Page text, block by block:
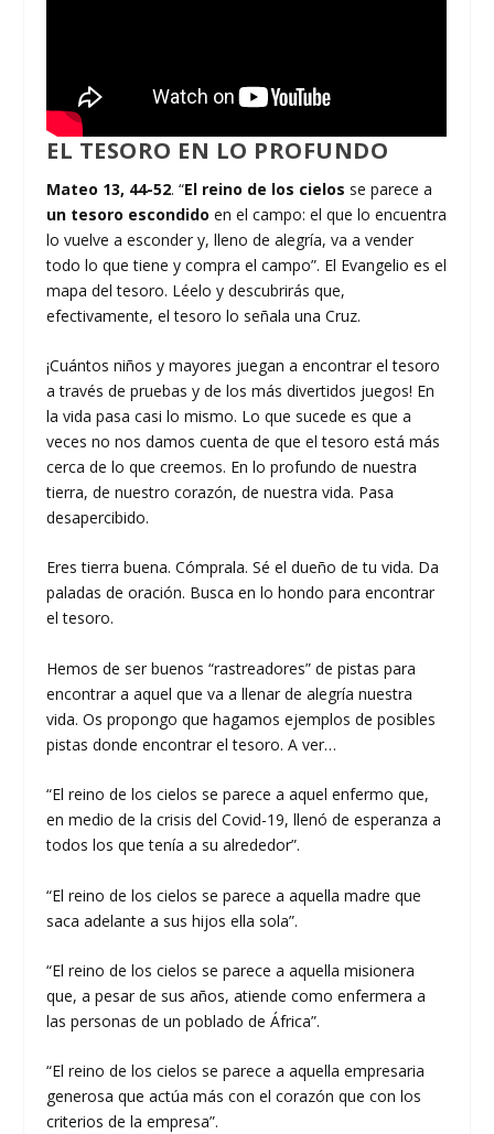
EL TESORO EN LO PROFUNDO
Mateo 13, 44-52. “El reino de los cielos se parece a
un tesoro escondido en el campo: el que lo encuentra
lo vuelve a esconder y, lleno de alegría, va a vender
todo lo que tiene y compra el campo”. El Evangelio es el
mapa del tesoro. Léelo y descubrirás que,
efectivamente, el tesoro lo señala una Cruz.
¡Cuántos niños y mayores juegan a encontrar el tesoro
a través de pruebas y de los más divertidos juegos! En
la vida pasa casi lo mismo. Lo que sucede es que a
veces no nos damos cuenta de que el tesoro está más
cerca de lo que creemos. En lo profundo de nuestra
tierra, de nuestro corazón, de nuestra vida. Pasa
desapercibido.
Eres tierra buena. Cómprala. Sé el dueño de tu vida. Da
paladas de oración. Busca en lo hondo para encontrar
el tesoro.
Hemos de ser buenos “rastreadores” de pistas para
encontrar a aquel que va a llenar de alegría nuestra
vida. Os propongo que hagamos ejemplos de posibles
pistas donde encontrar el tesoro. A ver…
“El reino de los cielos se parece a aquel enfermo que,
en medio de la crisis del Covid-19, llenó de esperanza a
todos los que tenía a su alrededor”.
“El reino de los cielos se parece a aquella madre que
saca adelante a sus hijos ella sola”.
“El reino de los cielos se parece a aquella misionera
que, a pesar de sus años, atiende como enfermera a
las personas de un poblado de África”.
“El reino de los cielos se parece a aquella empresaria
generosa que actúa más con el corazón que con los
criterios de la empresa”.